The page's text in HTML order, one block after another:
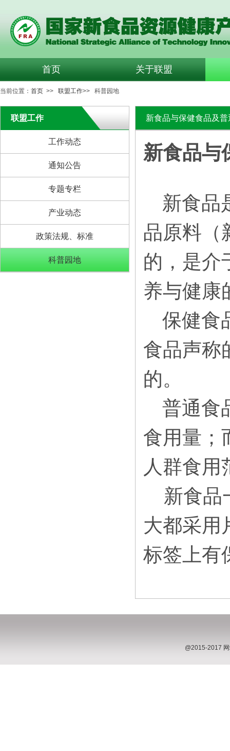
首页 关于联盟
当前位置： 首页 >> 联盟工作>> 科普园地
联盟工作
工作动态
通知公告
专题专栏
产业动态
政策法规、标准
科普园地
新食品与保健食品及
新食品与
新食品
品原料（
的， 是介
养与健康
保健食
食品声称
的。
普通食
食用量；
人群食用
新食品
大都采用
标签上有
@2015-2017